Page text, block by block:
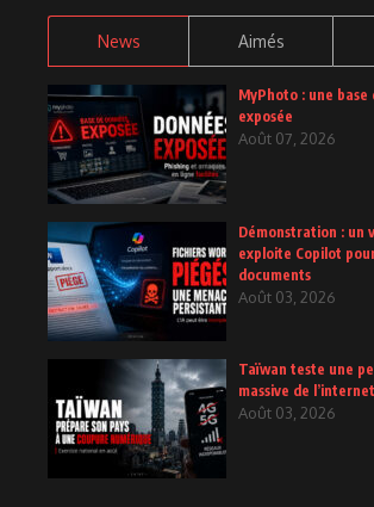
News Aimés
MyPhoto : une base
exposée
Août 07, 2026
Démonstration : un
exploite Copilot
documents
Août 03, 2026
Taïwan teste une
massive de
Août 03, 2026